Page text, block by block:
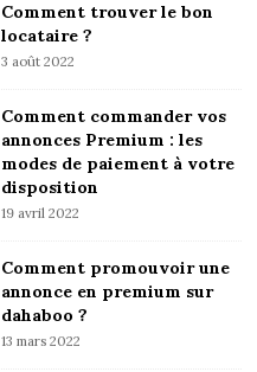
Comment trouver le bon
locataire ?
3 août 2022
Comment commander vos
annonces Premium : les
modes de paiement à votre
disposition
19 avril 2022
Comment promouvoir une
annonce en premium sur
dahaboo ?
13 mars 2022